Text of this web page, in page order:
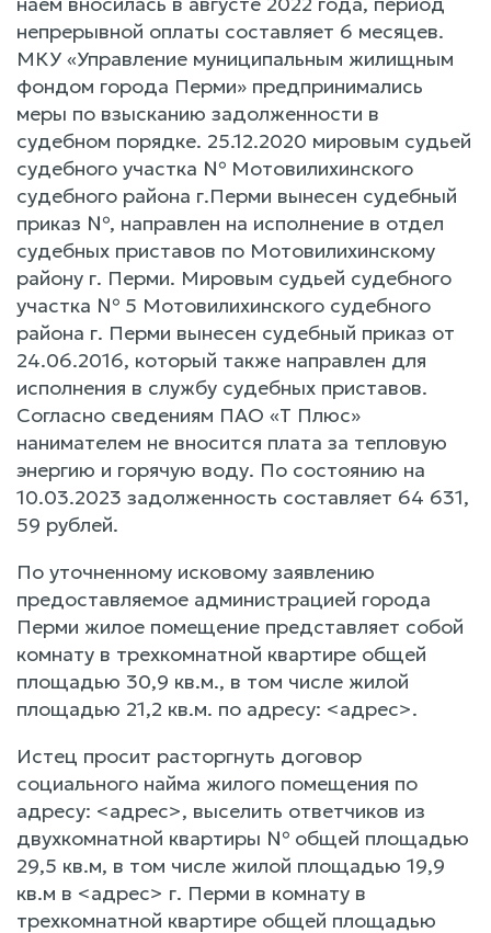
непрерывной оплаты составляет 6 месяцев.
МКУ «Управление муниципальным жилищным
фондом города Перми» предпринимались
меры по взысканию задолженности в
судебном порядке. 25.12.2020 мировым судьей
судебного участка № Мотовилихинского
судебного района г.Перми вынесен судебный
приказ №, направлен на исполнение в отдел
судебных приставов по Мотовилихинскому
району г. Перми. Мировым судьей судебного
участка № 5 Мотовилихинского судебного
района г. Перми вынесен судебный приказ от
24.06.2016, который также направлен для
исполнения в службу судебных приставов.
Согласно сведениям ПАО «Т Плюс»
нанимателем не вносится плата за тепловую
энергию и горячую воду. По состоянию на
10.03.2023 задолженность составляет 64 631,
59 рублей.
По уточненному исковому заявлению
предоставляемое администрацией города
Перми жилое помещение представляет собой
комнату в трехкомнатной квартире общей
площадью 30,9 кв.м., в том числе жилой
площадью 21,2 кв.м. по адресу: <адрес>.
Истец просит расторгнуть договор
социального найма жилого помещения по
адресу: <адрес>, выселить ответчиков из
двухкомнатной квартиры № общей площадью
29,5 кв.м, в том числе жилой площадью 19,9
кв.м в <адрес> г. Перми в комнату в
трехкомнатной квартире общей площадью